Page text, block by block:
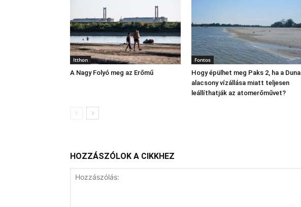
Itthon
A Nagy Folyó meg az Erőmű
Fontos
Hogy épülhet meg Paks 2, ha a Duna
alacsony vízállása miatt teljesen
leállíthatják az atomerőművet?
HOZZÁSZÓLOK A CIKKHEZ